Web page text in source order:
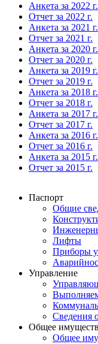
Анкета за 2022
Отчет за 2022 г.
Анкета за 2021
Отчет за 2021 г.
Анкета за 2020
Отчет за 2020 г.
Анкета за 2019
Отчет за 2019 г.
Анкета за 2018
Отчет за 2018 г.
Анкета за 2017
Отчет за 2017 г.
Анкета за 2016
Отчет за 2016 г.
Анкета за 2015
Отчет за 2015 г.
Паспорт
Общие
Лифты
Приборы
Управление
Сведения
Общее
Общее